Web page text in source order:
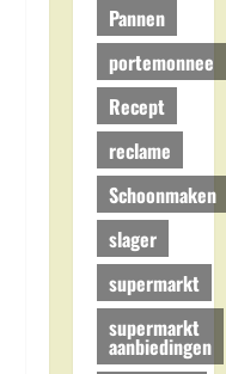
Pannen
portemonnee
Recept
reclame
Schoonmaken
slager
supermarkt
supermarkt
aanbiedingen